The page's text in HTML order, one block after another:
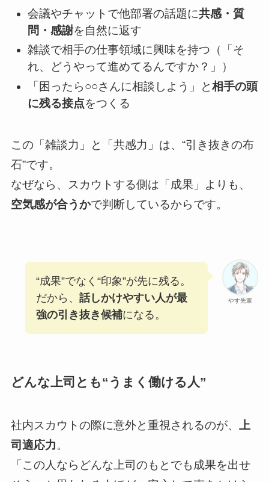
会議やチャットで他部署の話題に共感・質
問・感謝を自然に返す
雑談で相手の仕事領域に興味を持つ（「そ
れ、どうやって進めてるんですか？」）
「困ったら○○さんに相談しよう」と相手の頭
に残る接点をつくる
この「雑談力」と「共感力」は、“引き抜きの布
石”です。
なぜなら、スカウトする側は「成果」よりも、
空気感が合うかで判断しているからです。
やす先輩
“成果”でなく“印象”が先に残る。
だから、 話しかけやすい人が最
強の引き抜き候補になる。
どんな上司とも“うまく働ける人”
社内スカウトの際に意外と重視されるのが、 上
司適応力。
「この人ならどんな上司のもとでも成果を出せ